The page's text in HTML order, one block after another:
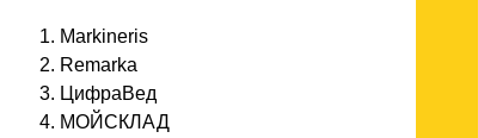
Markineris
Remarka
ЦифраВед
МОЙСКЛАД